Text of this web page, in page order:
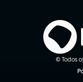
© Todos